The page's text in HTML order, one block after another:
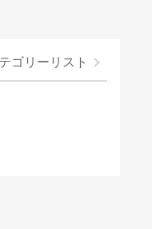
ゴリーリスト